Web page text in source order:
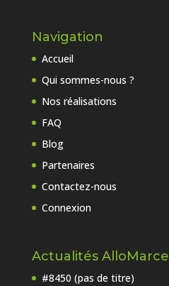
Navigation
Accueil
Qui sommes-nous ?
Nos réalisations
FAQ
Blog
Partenaires
Contactez-nous
Connexion
Actualités AlloMarcel
#8450 (pas de titre)